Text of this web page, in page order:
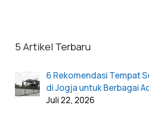
5 Artikel Terbaru
6 Rekomendasi Tempat
di Jogja untuk Berbagai
Juli 22, 2026